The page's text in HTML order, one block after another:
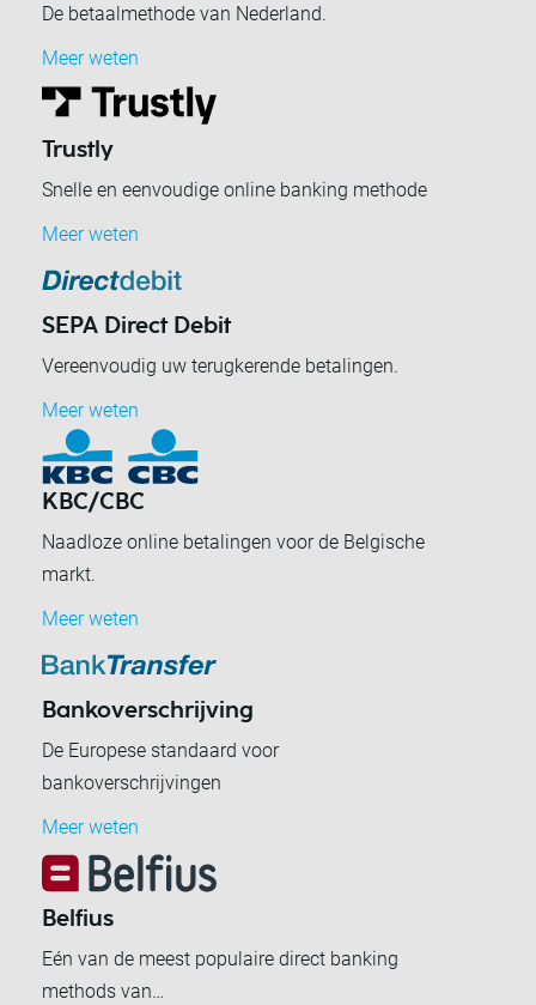
De betaalmethode van Nederland.
Meer weten
Trustly
Snelle en eenvoudige online banking methode
Meer weten
SEPA Direct Debit
Vereenvoudig uw terugkerende betalingen.
Meer weten
KBC/CBC
Naadloze online betalingen voor de Belgische
markt.
Meer weten
Bankoverschrijving
De Europese standaard voor
bankoverschrijvingen
Meer weten
Belfius
Eén van de meest populaire direct banking
methods van…